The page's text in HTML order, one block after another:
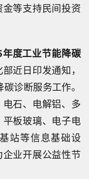
等支持民间投资
年度工业节能降碳
近日印发通知，
诊断服务工作。
石、电解铝、多
板玻璃、电子电
站等信息基础设
业开展公益性节